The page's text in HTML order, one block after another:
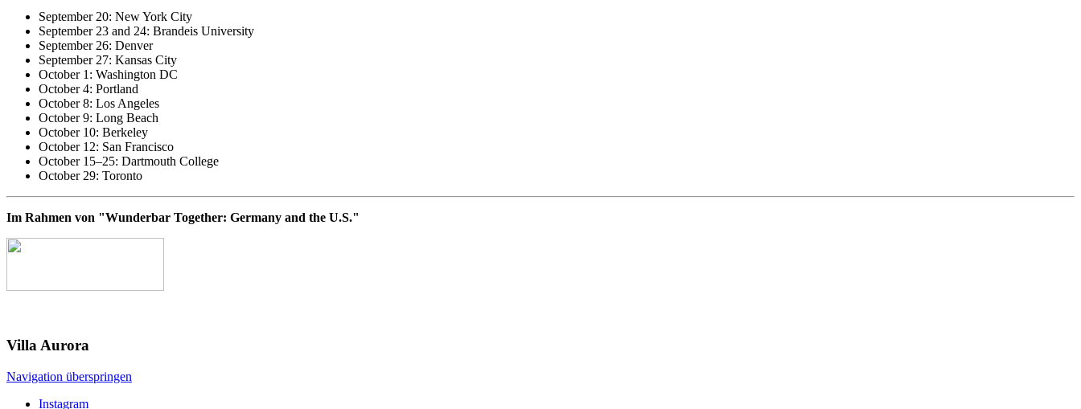
September 20: New York City
September 23 and 24: Brandeis University
September 26: Denver
September 27: Kansas City
October 1: Washington DC
October 4: Portland
October 8: Los Angeles
October 9: Long Beach
October 10: Berkeley
October 12: San Francisco
October 15–25: Dartmouth College
October 29: Toronto
Im Rahmen von "Wunderbar Together: Germany and the U.S."
Villa Aurora
Navigation überspringen
Instagram